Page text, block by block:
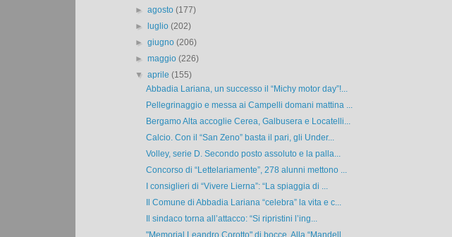
►agosto(177)
►
luglio(202)
►giugno(206)
►maggio(226)
▼aprile(155)
Abbadia Lariana, un successo il “Michy motor day”!...
Pellegrinaggio e messa ai Campelli domani mattina ...
Bergamo Alta accoglie Cerea, Galbusera e Locatelli...
Calcio. Con il “San Zeno” basta il pari, gli Under...
Volley, serie D. Secondo posto assoluto e la palla...
Concorso di “Lettelariamente”, 278 alunni mettono ...
I consiglieri di “Vivere Lierna”: “La spiaggia di ...
Il Comune di Abbadia Lariana “celebra” la vita e c...
Il sindaco torna all’attacco: “Si ripristini l’ing...